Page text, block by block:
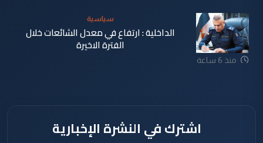
منذ 6 ساعة
سياسية
الداخلية : ارتفاع في معدل الشائعات خلال
الفترة الاخيرة
اشترك في النشرة الإخبارية